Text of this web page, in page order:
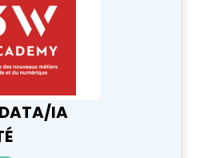
IA